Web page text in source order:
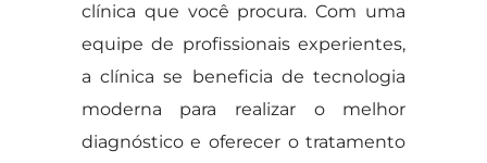
clínica que você procura. Com uma
equipe de profissionais experientes,
a clínica se beneficia de tecnologia
moderna para realizar o melhor
diagnóstico e oferecer o tratamento